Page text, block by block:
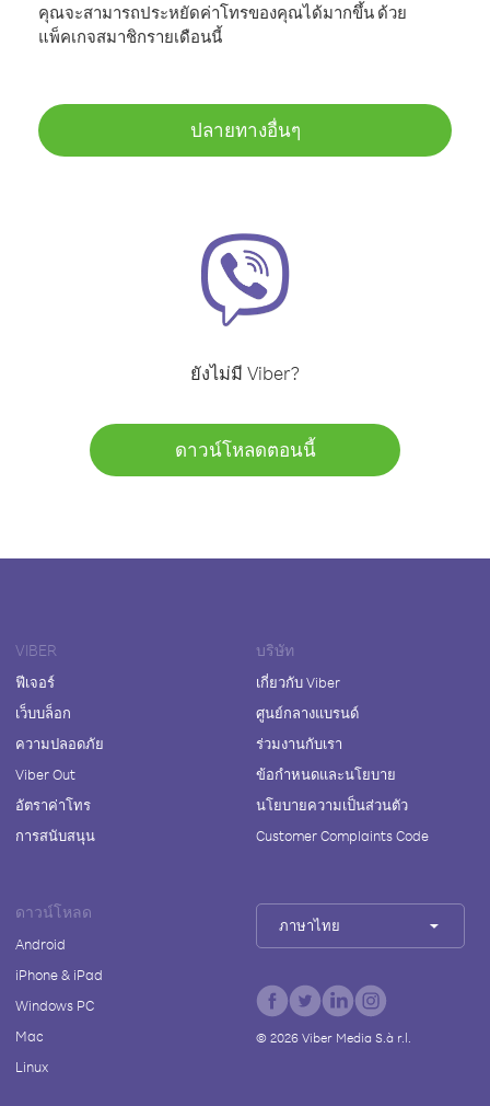
คุณจะสามารถประหยัดค่าโทรของคุณได้มากขึ้น ด้วย
แพ็คเกจสมาชิกรายเดือนนี้
ปลายทางอื่นๆ
ยังไม่มี Viber?
ดาวน์โหลดตอนนี้
VIBER
ฟีเจอร์
เว็บบล็อก
ความปลอดภัย
Viber Out
อัตราค่าโทร
การสนับสนุน
บริษัท
เกี่ยวกับ Viber
ศูนย์กลางแบรนด์
ร่วมงานกับเรา
ข้อกำหนดและนโยบาย
นโยบายความเป็นส่วนตัว
Customer Complaints Code
ดาวน์โหลด
Android
iPhone & iPad
Windows PC
Mac
Linux
ภาษาไทย
© 2026Viber Media S.à r.l.